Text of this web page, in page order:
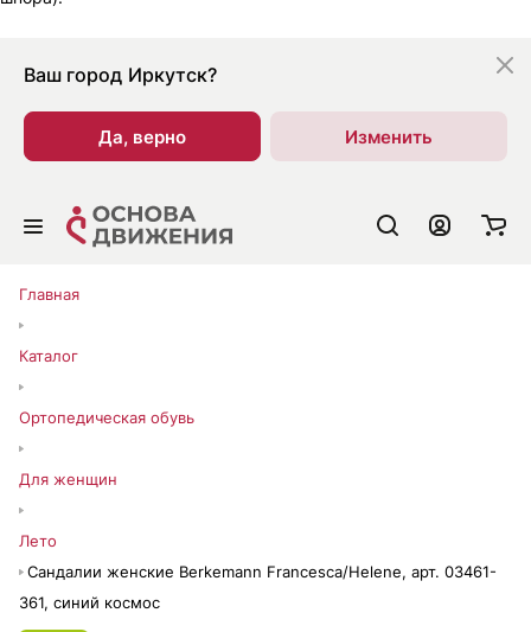
Ваш город Иркутск?
Да, верно Изменить
Главная
Каталог
Ортопедическая обувь
Для женщин
Лето
Сандалии женские Berkemann Francesca/Helene, арт. 03461-
361, синий космос